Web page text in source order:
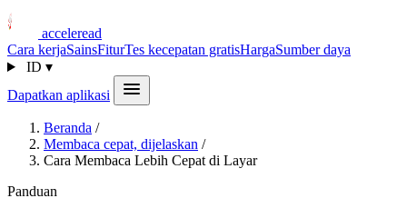
acceleread
Cara kerjaSainsFiturTes kecepatan gratisHargaSumber daya
ID ▾
Dapatkan aplikasi
Beranda /
Membaca cepat, dijelaskan /
Cara Membaca Lebih Cepat di Layar
Panduan